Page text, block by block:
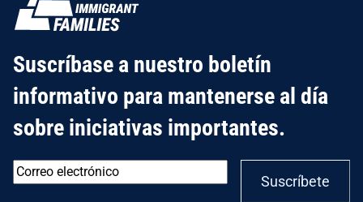
Suscríbase a nuestro boletín
informativo para mantenerse al día
sobre iniciativas importantes.
Correo
electrónico* Suscríbete